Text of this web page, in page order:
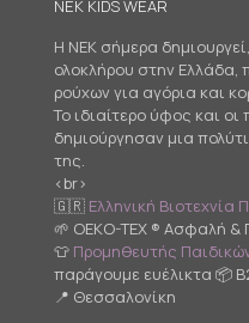
NEK KIDS WEAR
Η NEK σήμερα
ολοκλήρου στην Ελλάδα,
ρούχων για αγόρια και
Το ιδιαίτερο ύφος και οι
δημιούργησαν μια
της.
<br>
🇬🇷 Ελληνική Βιοτεχνία
🌱 OEKO-TEX ® Ασφαλή
👕 Προμηθευτής
παράγουμε ευέλικτα 📦
📍 Θεσσαλονίκη